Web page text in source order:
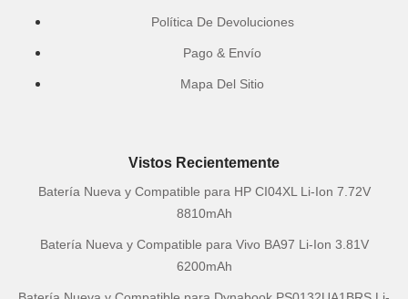
Política De Devoluciones
Pago & Envío
Mapa Del Sitio
Vistos Recientemente
Batería Nueva y Compatible para HP CI04XL Li-Ion 7.72V
8810mAh
Batería Nueva y Compatible para Vivo BA97 Li-Ion 3.81V
6200mAh